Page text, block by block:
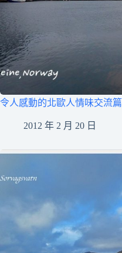
令人感動的北歐人情味交流篇
2012 年 2 月 20 日